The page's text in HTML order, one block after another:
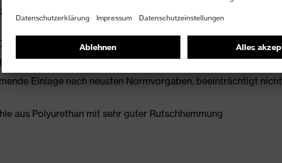
mit Zusatzkennzeichnung für sehr gute
Vorgaben mit Ableitwiderstand kleiner 100 Megaohm
für besten Tragekomfort
Einlage nach neusten Normvorgaben, beeinträchtigt nicht
aus Polyurethan mit sehr guter Rutschhemmung